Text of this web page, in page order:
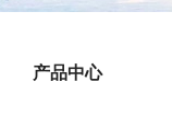
产品中心